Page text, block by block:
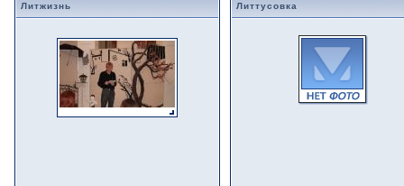
Литжизнь Литтусовка